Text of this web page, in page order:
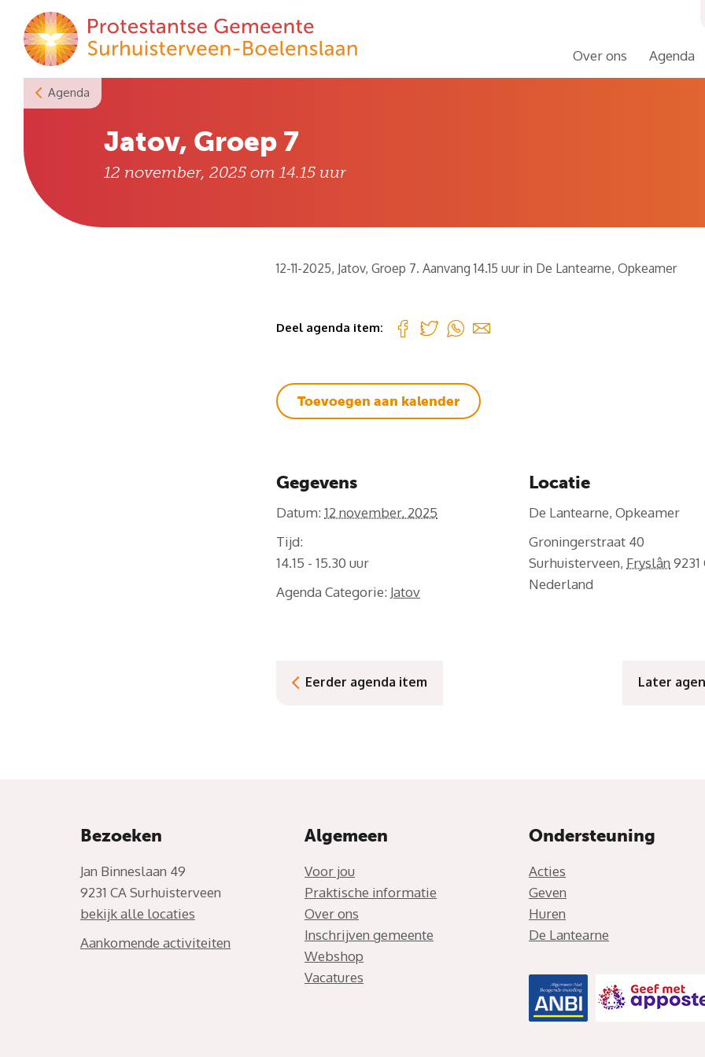
content
Over ons Agenda
Agenda
Jatov, Groep 7
12 november, 2025 om 14.15 uur
12-11-2025, Jatov, Groep 7. Aanvang 14.15 uur in De Lantearne, Opkeamer
Deel agenda item:
Toevoegen aan kalender
Gegevens
Datum: 12 november, 2025
Tijd:
14.15 - 15.30
Agenda Categorie: Jatov
Locatie
De Lantearne, Opkeamer
Groningerstraat 40
Surhuisterveen, Fryslân 9231
Nederland
Eerder agenda item Later
Bezoeken
Jan Binneslaan 49
9231 CA Surhuisterveen
bekijk alle locaties
Aankomende activiteiten
Algemeen
Voor jou
Praktische informatie
Over ons
Inschrijven gemeente
Webshop
Vacatures
Ondersteuning
Acties
Geven
Huren
De Lantearne